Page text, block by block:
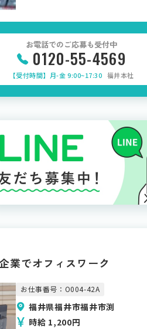
お電話でのご応募も受付中
0120-55-4569
【受付時間】月-金 9:00~17:30 福井本社
業でオフィスワーク
お仕事番号：O004-42A
福井県福井市福井市渕
時給 1,200円